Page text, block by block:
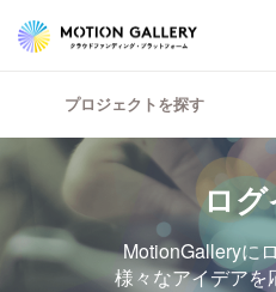
プロジェクトを探す
ロ
MotionGalleryに
様々なアイデアを